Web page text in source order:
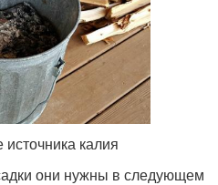
калия
они нужны в следующем